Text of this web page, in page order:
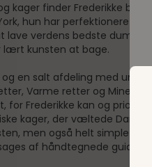
kager finder Frederikke
hun har perfektioneret
lave verdens bedste
lært kunsten at bage.
en salt afdeling med
Varme retter og Mine
Frederikke kan og
kager, der væltede
men også helt simple
af håndtegnede guides